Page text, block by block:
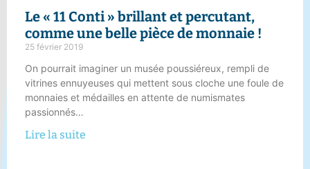
Le « 11 Conti » brillant et percutant,
comme une belle pièce de monnaie !
25 février 2019
On pourrait imaginer un musée poussiéreux, rempli de
vitrines ennuyeuses qui mettent sous cloche une foule de
monnaies et médailles en attente de numismates
passionnés…
Lire la suite